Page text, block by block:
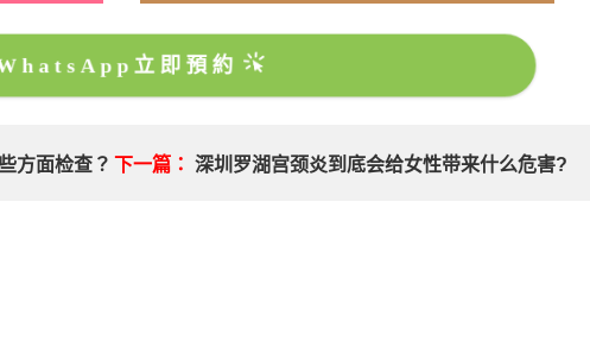
立即預約
方面检查？ 下一篇： 深圳罗湖宫颈炎到底会给女性带来什么危害?